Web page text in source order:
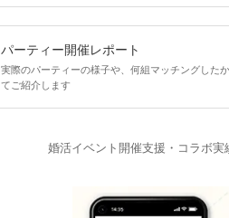
パーティー開催レポート
実際のパーティーの様子や、何組マッチングした
てご紹介します
婚活イベント開催支援・コラボ実